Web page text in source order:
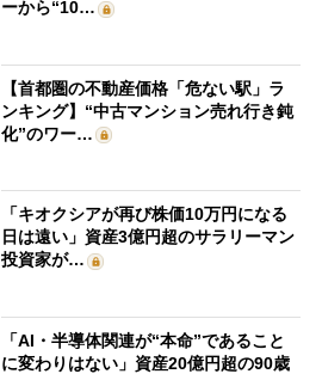
ーから“10…
【首都圏の不動産価格「危ない駅」ラ
ンキング】“中古マンション売れ行き鈍
化”のワー…
「キオクシアが再び株価10万円になる
日は遠い」資産3億円超のサラリーマン
投資家が…
「AI・半導体関連が“本命”であること
に変わりはない」資産20億円超の90歳